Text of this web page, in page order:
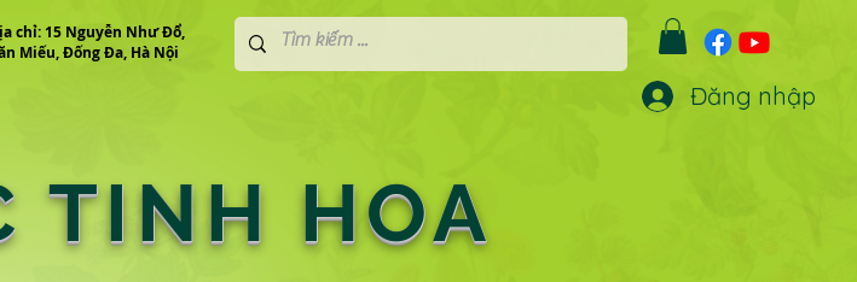
Đăng nhập
chỉ: 15 Nguyễn Như Đổ,
Miếu, Đống Đa, Hà Nội
TINH HOA